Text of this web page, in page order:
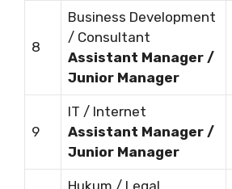
8
Business Development
/ Consultant
Assistant Manager /
Junior Manager
9
IT / Internet
Assistant Manager /
Junior Manager
Hukum / Legal